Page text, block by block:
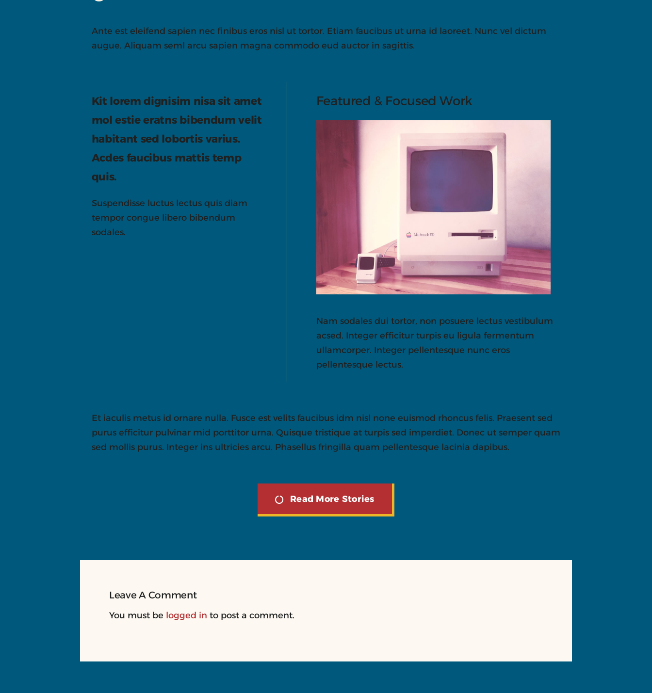
Ante est eleifend sapien nec finibus eros nisl ut tortor. Etiam faucibus ut urna id laoreet. Nunc vel dictum
augue. Aliquam seml arcu sapien magna commodo eud auctor in sagittis.
Kit lorem dignisim nisa sit amet
mol estie eratns bibendum velit
habitant sed lobortis varius.
Acdes faucibus mattis temp
quis.
Suspendisse luctus lectus quis diam
tempor congue libero bibendum
sodales.
Featured & Focused Work
Nam sodales dui tortor, non posuere lectus vestibulum
acsed. Integer efficitur turpis eu ligula fermentum
ullamcorper. Integer pellentesque nunc eros
pellentesque lectus.
Et iaculis metus id ornare nulla. Fusce est velits faucibus idm nisl none euismod rhoncus felis. Praesent sed
purus efficitur pulvinar mid porttitor urna. Quisque tristique at turpis sed imperdiet. Donec ut semper quam
sed mollis purus. Integer ins ultricies arcu. Phasellus fringilla quam pellentesque lacinia dapibus.
Read More Stories
Leave A Comment
You must be logged in to post a comment.